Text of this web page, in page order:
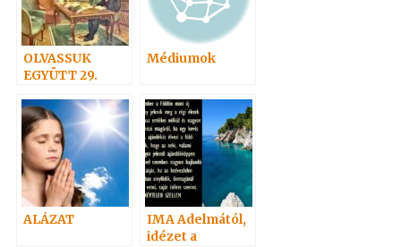
OLVASSUK
EGYÜTT 29.
Médiumok
ALÁZAT
IMA Adelmától,
idézet a